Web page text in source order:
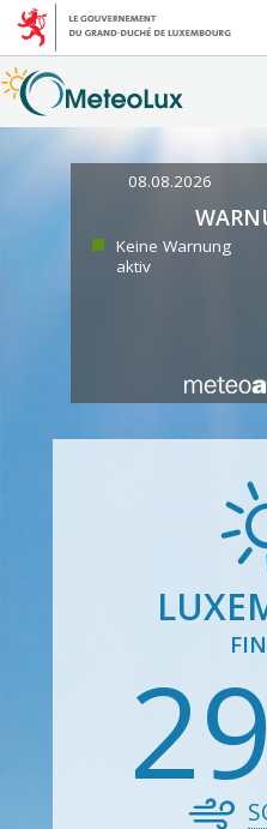
08.08.2026
Keine Warnung
aktiv
29